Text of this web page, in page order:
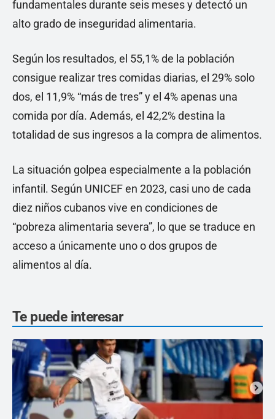
fundamentales durante seis meses y detectó un
alto grado de inseguridad alimentaria.
Según los resultados, el 55,1% de la población
consigue realizar tres comidas diarias, el 29% solo
dos, el 11,9% “más de tres” y el 4% apenas una
comida por día. Además, el 42,2% destina la
totalidad de sus ingresos a la compra de alimentos.
La situación golpea especialmente a la población
infantil. Según UNICEF en 2023, casi uno de cada
diez niños cubanos vive en condiciones de
“pobreza alimentaria severa”, lo que se traduce en
acceso a únicamente uno o dos grupos de
alimentos al día.
Te puede interesar